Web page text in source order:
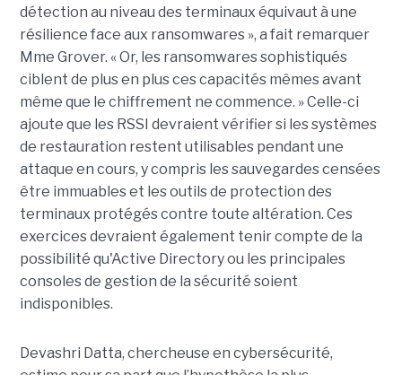
détection au niveau des terminaux équivaut à une
résilience face aux ransomwares », a fait remarquer
Mme Grover. « Or, les ransomwares sophistiqués
ciblent de plus en plus ces capacités mêmes avant
même que le chiffrement ne commence. » Celle-ci
ajoute que les RSSI devraient vérifier si les systèmes
de restauration restent utilisables pendant une
attaque en cours, y compris les sauvegardes censées
être immuables et les outils de protection des
terminaux protégés contre toute altération. Ces
exercices devraient également tenir compte de la
possibilité qu'Active Directory ou les principales
consoles de gestion de la sécurité soient
indisponibles.
Devashri Datta, chercheuse en cybersécurité,